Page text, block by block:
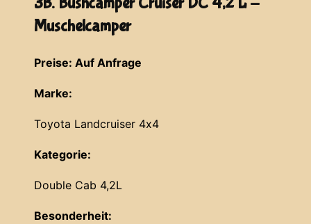
Muschelcamper
Preise: Auf Anfrage
Marke:
Toyota Landcruiser 4x4
Kategorie:
Double Cab 4,2L
Besonderheit: